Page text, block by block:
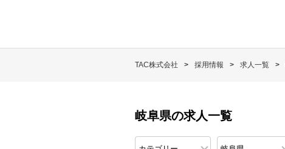
TAC株式会社 採用情報 求人一覧
岐阜県の求人一覧